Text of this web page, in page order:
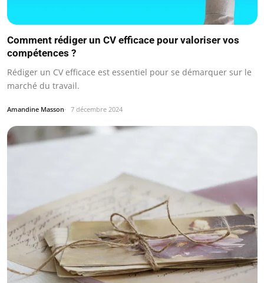
Comment rédiger un CV efficace pour valoriser vos
compétences ?
Rédiger un CV efficace est essentiel pour se démarquer sur le
marché du travail.
Amandine Masson 7 décembre 2024